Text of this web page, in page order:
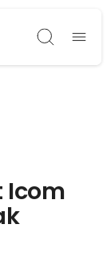
Søg
Icom